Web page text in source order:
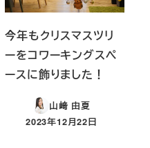
今年もクリスマスツリ
ーをコワーキングスペ
ースに飾りました！
山﨑 由夏
投稿日
2023年12月22日